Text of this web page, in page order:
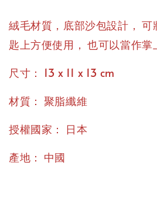
絨毛材質，底部沙包設計 ， 可
匙上方便使用 ， 也可以當作掌
尺寸 ： 13 x 11 x 13 cm
材質 ： 聚脂纖維
授權國家 ： 日本
產地 ： 中國